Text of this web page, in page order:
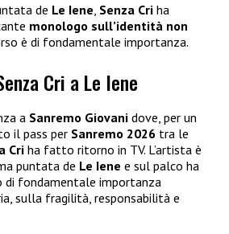
de Le Iene Senza Cri ha
monologo sull’identità non
è di fondamentale importanza.
Cri a Le Iene
a Sanremo Giovani dove, per un
il pass per Sanremo 2026 tra le
Cri ha fatto ritorno in TV. L’artista è
puntata de Le Iene e sul palco ha
fondamentale importanza
sulla fragilità, responsabilità e